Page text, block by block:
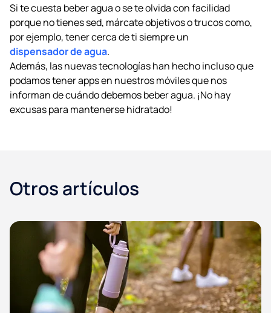
Si te cuesta beber agua o se te olvida con facilidad
porque no tienes sed, márcate objetivos o trucos como,
por ejemplo, tener cerca de ti siempre un
dispensador de agua.
Además, las nuevas tecnologías han hecho incluso que
podamos tener apps en nuestros móviles que nos
informan de cuándo debemos beber agua. ¡No hay
excusas para mantenerse hidratado!
Otros artículos